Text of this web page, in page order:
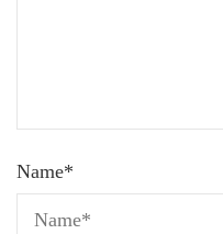
Name*